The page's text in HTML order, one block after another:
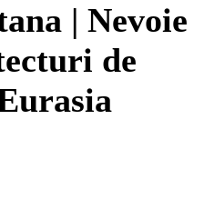
| Nevoie
de